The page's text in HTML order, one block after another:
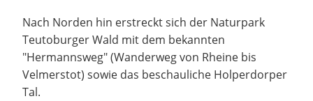
Nach Norden hin erstreckt sich der Naturpark
Teutoburger Wald mit dem bekannten
"Hermannsweg" (Wanderweg von Rheine bis
Velmerstot) sowie das beschauliche Holperdorper
Tal.